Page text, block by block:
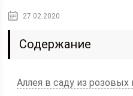
27.02.2020
Содержание
Аллея в саду из розовых